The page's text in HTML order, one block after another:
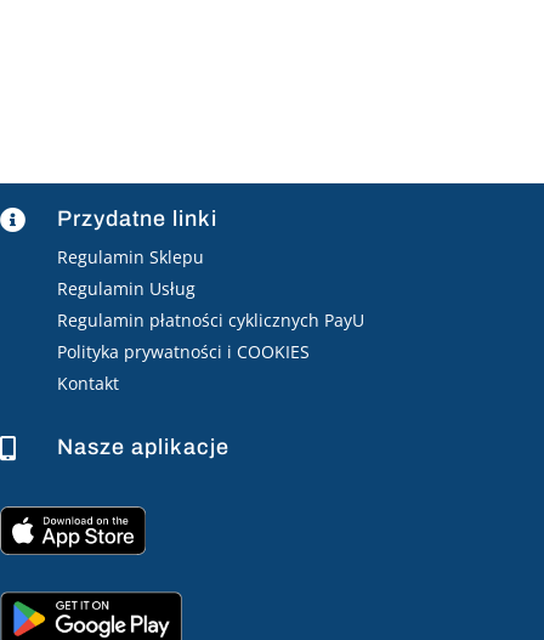
 Przydatne linki
Regulamin Sklepu
Regulamin Usług
Regulamin płatności cyklicznych PayU
Polityka prywatności i COOKIES
Kontakt
 Nasze aplikacje